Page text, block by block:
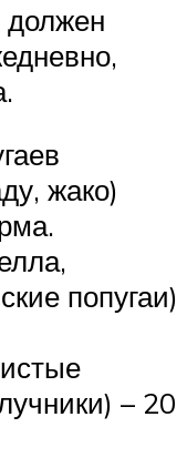
жако)
попугаи)
– 20